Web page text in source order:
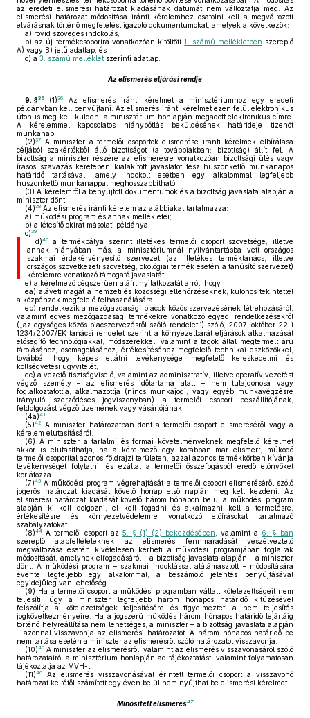
az eredeti elismerési határozat kiadásának dátumát nem változtatja meg. Az
elismerési határozat módosítása iránti kérelemhez csatolni kell a megváltozott
elvárásnak történő megfelelést igazoló dokumentumokat, amelyek a következők:
a) rövid szöveges indokolás,
b) az új termékcsoportra vonatkozóan kitöltött1. számú mellékletben szereplő
A) vagy B) jelű adatlap, és
c) a 3. számú melléklet szerinti adatlap.
Az elismerés eljárási rendje
9. §35 (1)36Az elismerés iránti kérelmet a minisztériumhoz egy eredeti
példányban kell benyújtani. Az elismerés iránti kérelmet ezen felül elektronikus
úton is meg kell küldeni a minisztérium honlapján megadott elektronikus címre.
A kérelemmel kapcsolatos hiánypótlás beküldésének határideje tizenöt
munkanap.
(2)37
A miniszter a termelői csoportok elismerése iránti kérelmek elbírálása
céljából szakértőkből álló bizottságot (a továbbiakban: bizottság) állít fel. A
bizottság a miniszter részére az elismerésre vonatkozóan bizottsági ülés vagy
írásos szavazás keretében kialakított javaslatot tesz huszonkettő munkanapos
határidő tartásával, amely indokolt esetben egy alkalommal legfeljebb
huszonkettő munkanappal meghosszabbítható.
(3) A kérelemről a benyújtott dokumentumok és a bizottság javaslata alapján a
miniszter dönt.
(4)38 Az elismerés iránti kérelem az alábbiakat tartalmazza:
a) működési program és annak mellékletei;
b) a létesítő okirat másolati példánya;
c)39
d)40a termékpálya szerint illetékes termelői csoport szövetsége, illetve
annak hiányában más, a minisztériumnál nyilvántartásba vett országos
szakmai érdekérvényesítő szervezet (az illetékes terméktanács, illetve
országos szövetkezeti szövetség, ökológiai termék esetén a tanúsító szervezet)
kérelemre vonatkozó támogató javaslatát;
e) a kérelmező cégszerűen aláírt nyilatkozatát arról, hogy
ea) aláveti magát a nemzeti és közösségi ellenőrzéseknek, különös tekintettel
a közpénzek megfelelő felhasználására,
eb) rendelkezik a mezőgazdasági piacok közös szervezésének létrehozásáról,
valamint egyes mezőgazdasági termékekre vonatkozó egyedi rendelkezésekről
(„az egységes közös piacszervezésről szóló rendelet”) szóló, 2007. október 22-i
1234/2007/EK tanácsi rendelet szerint a környezetbarát eljárások alkalmazását
elősegítő technológiákkal, módszerekkel, valamint a tagok által megtermelt áru
tárolásához, csomagolásához, értékesítéséhez megfelelő technikai eszközökkel,
továbbá, hogy képes ellátni tevékenysége megfelelő kereskedelmi és
költségvetési ügyvitelét,
ec) a vezető tisztségviselő, valamint az adminisztratív, illetve operatív vezetést
végző személy – az elismerés időtartama alatt – nem tulajdonosa vagy
foglalkoztatottja, alkalmazottja (nincs munkajogi, vagy egyéb munkavégzésre
irányuló szerződéses jogviszonyban) a termelői csoport beszállítójának,
feldolgozást végző üzemének vagy vásárlójának.
(4a)41
(5)42
A miniszter határozatban dönt a termelői csoport elismeréséről vagy a
kérelem elutasításáról.
(6) A miniszter a tartalmi és formai követelményeknek megfelelő kérelmet
akkor is elutasíthatja, ha a kérelmező egy korábban már elismert, működő
termelői csoporttal azonos földrajzi területen, azzal azonos termékkörben kívánja
tevékenységét folytatni, és ezáltal a termelői összefogásból eredő előnyöket
korlátozza.
(7)43 A működési program végrehajtását a termelői csoport elismeréséről szóló
jogerős határozat kiadását követő hónap első napján meg kell kezdeni. Az
elismerési határozat kiadását követő három hónapon belül a működési program
alapján ki kell dolgozni, el kell fogadni és alkalmazni kell a termelésre,
értékesítésre és környezetvédelemre vonatkozó előírásokat tartalmazó
szabályzatokat.
(8)44 A termelői csoport az 5. § (1)–(2) bekezdésében , valamint a 6. §-ban
szereplő alapfeltételeknek az elismerés fennmaradását veszélyeztető
megváltozása esetén kivételesen kérheti a működési programjában foglaltak
módosítását, amelynek elfogadásáról – a bizottság javaslata alapján – a miniszter
dönt. A működési program – szakmai indoklással alátámasztott – módosítására
évente legfeljebb egy alkalommal, a beszámoló jelentés benyújtásával
egyidejűleg van lehetőség.
(9) Ha a termelői csoport a működési programban vállalt kötelezettségeit nem
teljesíti, úgy a miniszter legfeljebb három hónapos határidő kitűzésével
felszólítja a kötelezettségek teljesítésére és figyelmezteti a nem teljesítés
jogkövetkezményeire. Ha a jogszerű működés három hónapos határidő lejártáig
történő helyreállítása nem lehetséges, a miniszter – a bizottság javaslata alapján
– azonnal visszavonja az elismerési határozatot. A három hónapos határidő be
nem tartása esetén a miniszter az elismerésről szóló határozatot visszavonja.
(10)45 A miniszter az elismerésről, valamint az elismerés visszavonásáról szóló
határozatairól a minisztérium honlapján ad tájékoztatást, valamint folyamatosan
tájékoztatja az MVH-t.
(11)46
Az elismerés visszavonásával érintett termelői csoport a visszavonó
határozat keltétől számított egy éven belül nem nyújthat be elismerési kérelmet.
Minősített elismerés47